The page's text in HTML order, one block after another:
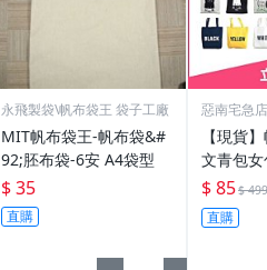
永飛製袋\帆布袋王 袋子工廠
MIT帆布袋王-帆布袋&#
92;胚布袋-6安 A4袋型
$ 35
直購
惡南宅急店
【現貨
文青包
韓國文
店【
$ 85$ 499
直購